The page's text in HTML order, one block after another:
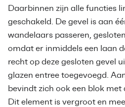
Daarbinnen zijn alle functies
geschakeld. De gevel is aan
wandelaars passeren,
omdat er inmiddels een laan
recht op deze gesloten gevel
glazen entree toegevoegd.
bevindt zich ook een blok met
Dit element is vergroot en